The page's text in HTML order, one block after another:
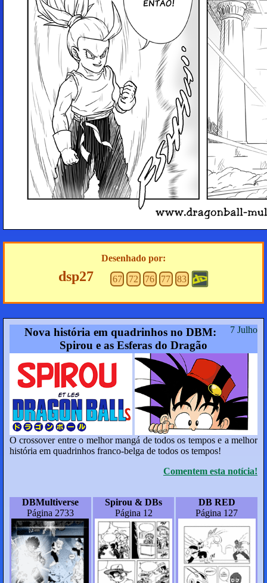
Desenhado por:
dsp27 67 72 76 77 83
7 Julho
Nova história em quadrinhos no DBM:
Spirou e as Esferas do Dragão
O crossover entre o melhor mangá de todos os tempos e a melhor
história em quadrinhos franco-belga de todos os tempos!
Comentem esta notícia!
DBMultiverse
Página 2733
Spirou & DBs
Página 12
DB RED
Página 127